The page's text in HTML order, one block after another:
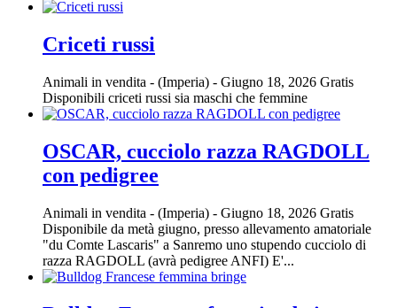
Criceti russi
Animali in vendita - (Imperia) - Giugno 18, 2026 Gratis
Disponibili criceti russi sia maschi che femmine
OSCAR, cucciolo razza RAGDOLL
con pedigree
Animali in vendita - (Imperia) - Giugno 18, 2026 Gratis
Disponibile da metà giugno, presso allevamento amatoriale
"du Comte Lascaris" a Sanremo uno stupendo cucciolo di
razza RAGDOLL (avrà pedigree ANFI) E'...